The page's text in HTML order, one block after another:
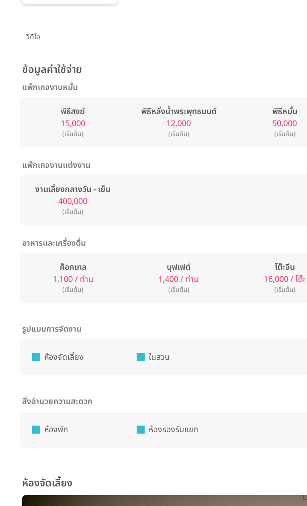
วิดีโอ
ข้อมูลค่าใช้จ่าย
แพ็กเกจงานหมั้น
พิธีสงฆ์
15,000
(เริ่มต้น)
พิธีหลั่งน้ำพระพุทธมนต์
12,000
(เริ่มต้น)
พิธีหมั้น
50,000
(เริ่มต้น)
แพ็กเกจงานแต่งงาน
งานเลี้ยงกลางวัน - เย็น
400,000
(เริ่มต้น)
อาหารและเครื่องดื่ม
ค็อกเทล
1,100 / ท่าน
(เริ่มต้น)
บุฟเฟต์
1,400 / ท่าน
(เริ่มต้น)
โต๊ะจีน
16,000 / โต๊ะ
(เริ่มต้น)
รูปแบบการจัดงาน
ห้องจัดเลี้ยง ในสวน
สิ่งอำนวยความสะดวก
ห้องพัก ห้องรองรับแขก
ห้องจัดเลี้ยง